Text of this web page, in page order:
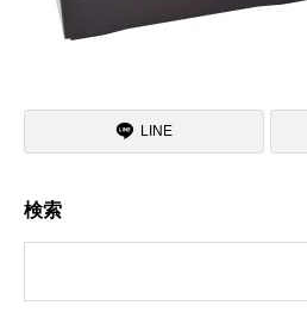
LINE
検索